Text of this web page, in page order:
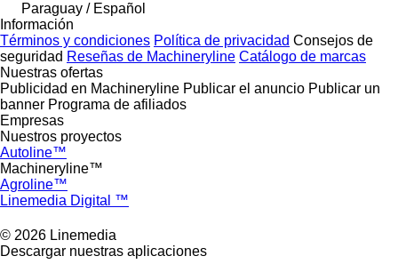
Paraguay / Español
Información
Términos y condiciones Política de privacidad Consejos de
seguridad Reseñas de Machineryline Catálogo de marcas
Nuestras ofertas
Publicidad en Machineryline Publicar el anuncio Publicar un
banner Programa de afiliados
Empresas
Nuestros proyectos
Autoline™
Machineryline™
Agroline™
Linemedia Digital ™
© 2026 Linemedia
Descargar nuestras aplicaciones